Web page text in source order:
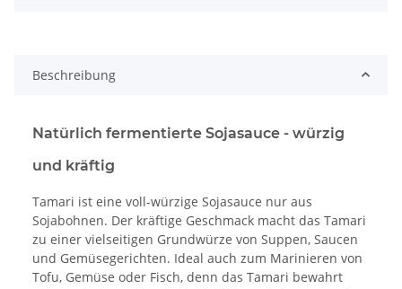
Beschreibung
Natürlich fermentierte Sojasauce - würzig
und kräftig
Tamari ist eine voll-würzige Sojasauce nur aus
Sojabohnen. Der kräftige Geschmack macht das Tamari
zu einer vielseitigen Grundwürze von Suppen, Saucen
und Gemüsegerichten. Ideal auch zum Marinieren von
Tofu, Gemüse oder Fisch, denn das Tamari bewahrt